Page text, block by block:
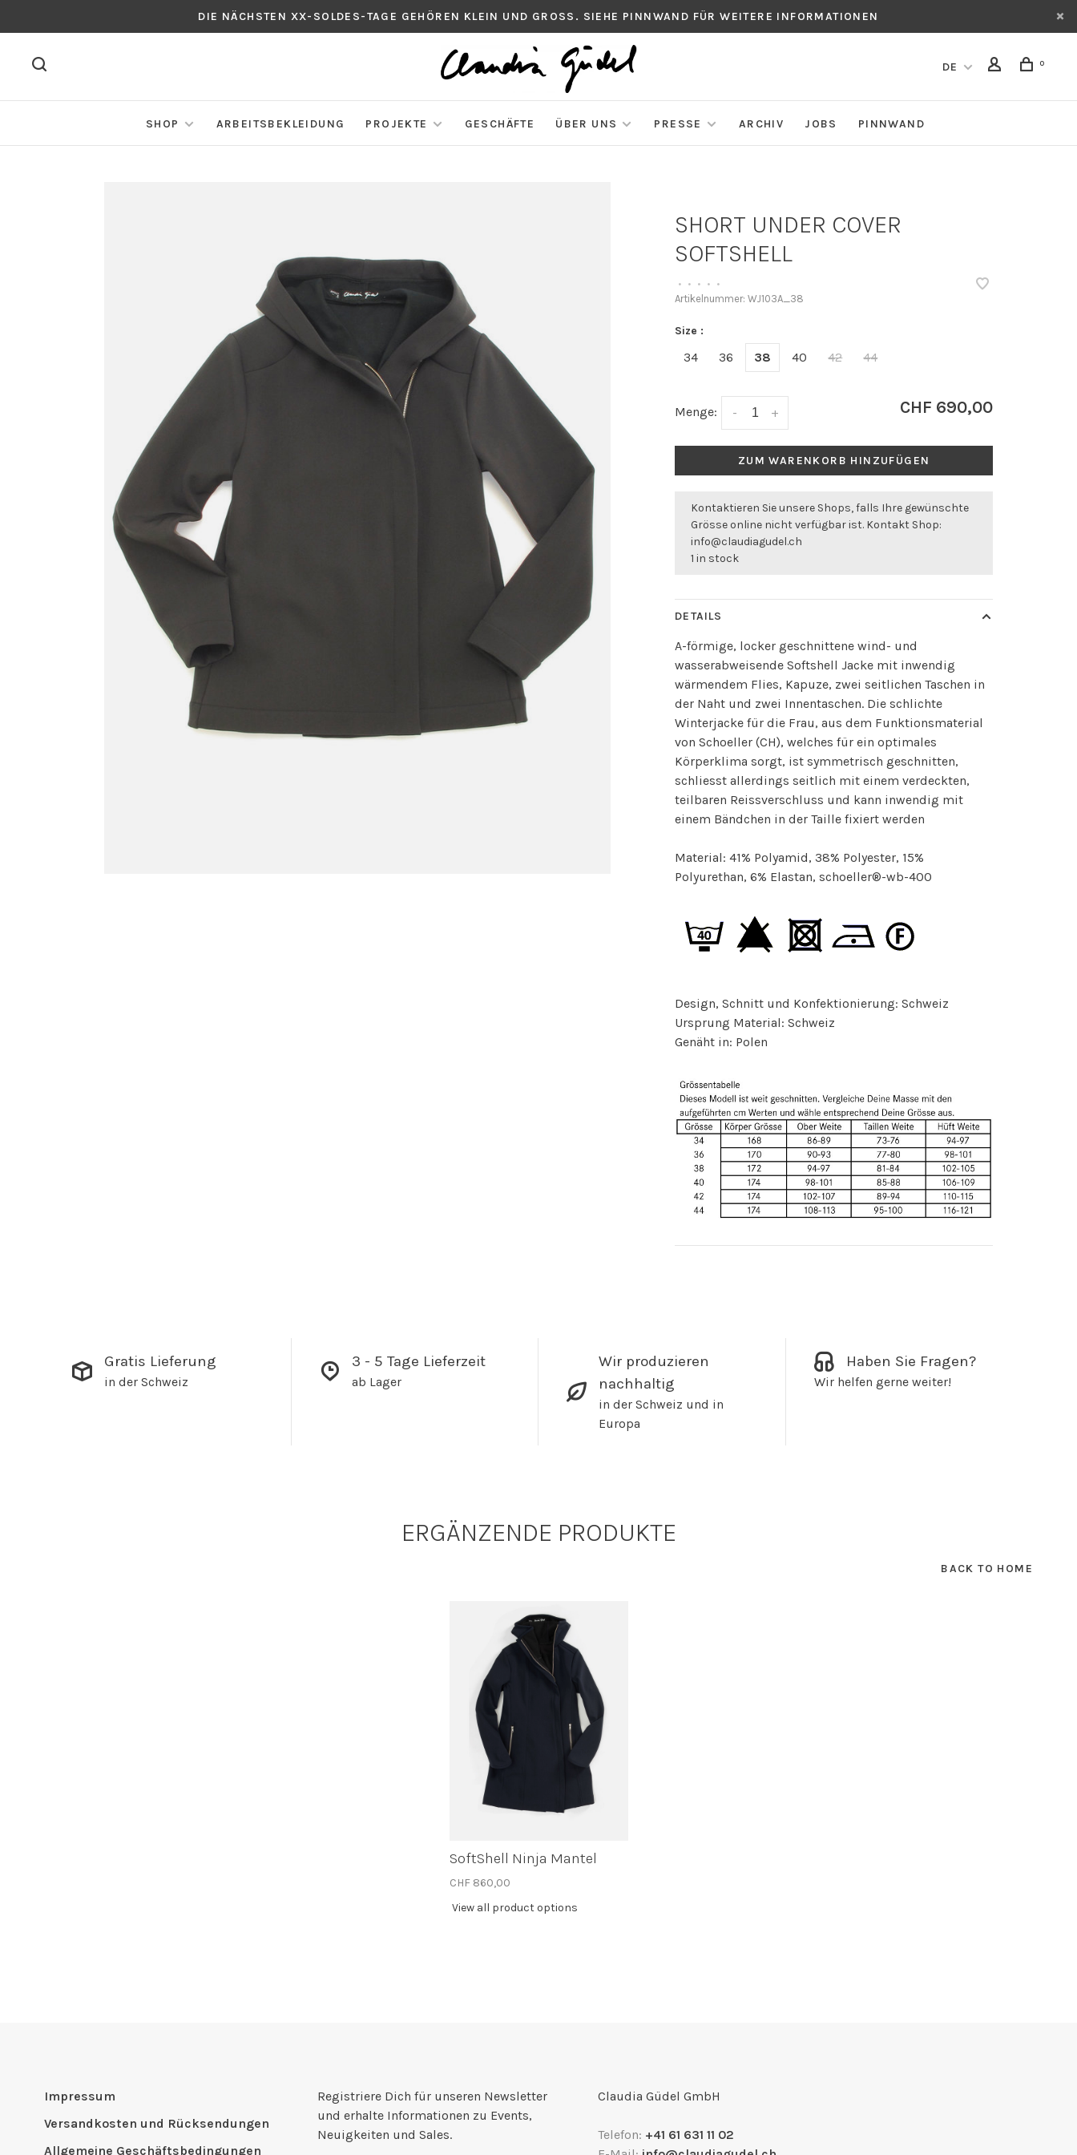
DIE NÄCHSTEN XX-SOLDES-TAGE GEHÖREN KLEIN UND GROSS. SIEHE PINNWAND FÜR WEITERE INFORMATIONEN
DE 0
SHOP ARBEITSBEKLEIDUNG PROJEKTE GESCHÄFTE ÜBER UNS PRESSE ARCHIV JOBS PINNWAND
SHORT UNDER COVER
SOFTSHELL
• • • • •
Artikelnummer: WJ103A_38
Size :
34 36 38 40 42 44
Menge: +
- CHF 690,00
ZUM WARENKORB HINZUFÜGEN
Kontaktieren Sie unsere Shops, falls Ihre gewünschte
Grösse online nicht verfügbar ist. Kontakt Shop:
info@claudiagudel.ch
1 in stock
DETAILS
A-förmige, locker geschnittene wind- und
wasserabweisende Softshell Jacke mit inwendig
wärmendem Flies, Kapuze, zwei seitlichen Taschen in
der Naht und zwei Innentaschen. Die schlichte
Winterjacke für die Frau, aus dem Funktionsmaterial
von Schoeller (CH), welches für ein optimales
Körperklima sorgt, ist symmetrisch geschnitten,
schliesst allerdings seitlich mit einem verdeckten,
teilbaren Reissverschluss und kann inwendig mit
einem Bändchen in der Taille fixiert werden
Material: 41% Polyamid, 38% Polyester, 15%
Polyurethan, 6% Elastan, schoeller®-wb-400
Design, Schnitt und Konfektionierung: Schweiz
Ursprung Material: Schweiz
Genäht in: Polen
Gratis Lieferung
in der Schweiz
3 - 5 Tage Lieferzeit
ab Lager
Wir produzieren
nachhaltig
in der Schweiz und in
Europa
Haben Sie Fragen?
Wir helfen gerne weiter!
ERGÄNZENDE PRODUKTE
BACK TO HOME
SoftShell Ninja Mantel
CHF 860,00
View all product options
Impressum
Versandkosten und Rücksendungen
Allgemeine Geschäftsbedingungen
Registriere Dich für unseren Newsletter
und erhalte Informationen zu Events,
Neuigkeiten und Sales.
Claudia Güdel GmbH
Telefon: +41 61 631 11 02